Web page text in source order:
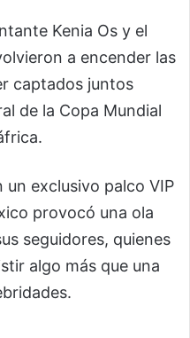
Kenia Os y el
a encender las
captados juntos
de la Copa Mundial
un exclusivo palco VIP
provocó una ola
seguidores, quienes
algo más que una